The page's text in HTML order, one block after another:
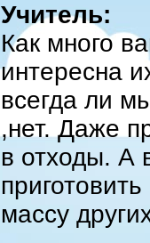
Учитель:
Как много
интересна
всегда ли
,нет. Даже
в отходы. А
массу